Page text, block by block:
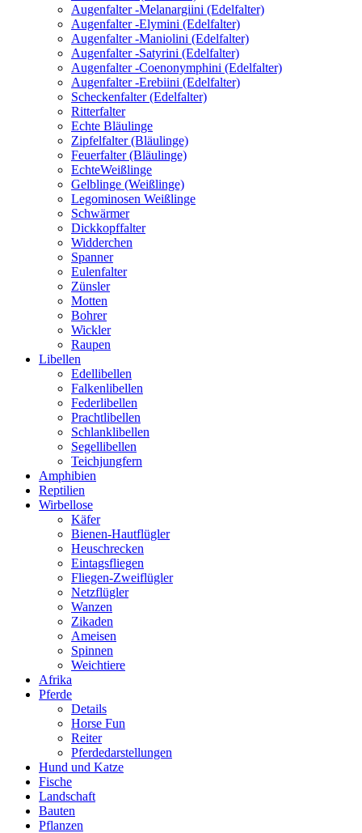
Augenfalter -Melanargiini (Edelfalter)
Augenfalter -Elymini (Edelfalter)
Augenfalter -Maniolini (Edelfalter)
Augenfalter -Satyrini (Edelfalter)
Augenfalter -Coenonymphini (Edelfalter)
Augenfalter -Erebiini (Edelfalter)
Scheckenfalter (Edelfalter)
Ritterfalter
Echte Bläulinge
Zipfelfalter (Bläulinge)
Feuerfalter (Bläulinge)
EchteWeißlinge
Gelblinge (Weißlinge)
Legominosen Weißlinge
Schwärmer
Dickkopffalter
Widderchen
Spanner
Eulenfalter
Zünsler
Motten
Bohrer
Wickler
Raupen
Libellen
Edellibellen
Falkenlibellen
Federlibellen
Prachtlibellen
Schlanklibellen
Segellibellen
Teichjungfern
Amphibien
Reptilien
Wirbellose
Käfer
Bienen-Hautflügler
Heuschrecken
Eintagsfliegen
Fliegen-Zweiflügler
Netzflügler
Wanzen
Zikaden
Ameisen
Spinnen
Weichtiere
Afrika
Pferde
Details
Horse Fun
Reiter
Pferdedarstellungen
Hund und Katze
Fische
Landschaft
Bauten
Pflanzen